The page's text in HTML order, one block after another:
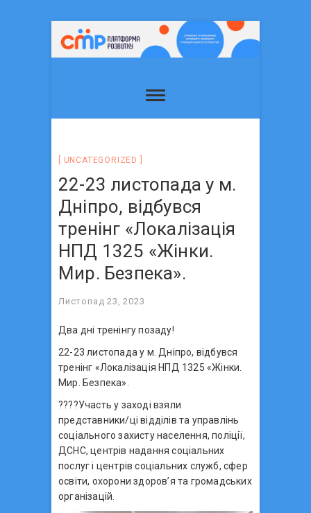
UNCATEGORIZED
22-23 листопада у м.
Дніпро, відбувся
тренінг «Локалізація
НПД 1325 «Жінки.
Мир. Безпека».
Листопад 23, 2023
Два дні тренінгу позаду!
22-23 листопада у м. Дніпро, відбувся
тренінг «Локалізація НПД 1325 «Жінки.
Мир. Безпека».
????Участь у заході взяли
представники/ці відділів та управлінь
соціального захисту населення, поліції,
ДСНС, центрів надання соціальних
послуг і центрів соціальних служб, сфер
освіти, охорони здоров’я та громадських
організацій.